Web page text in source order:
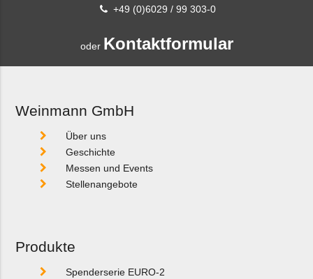
+49 (0)6029 / 99 303-0
oder Kontaktformular
Weinmann GmbH
Über uns
Geschichte
Messen und Events
Stellenangebote
Produkte
Spenderserie EURO-2